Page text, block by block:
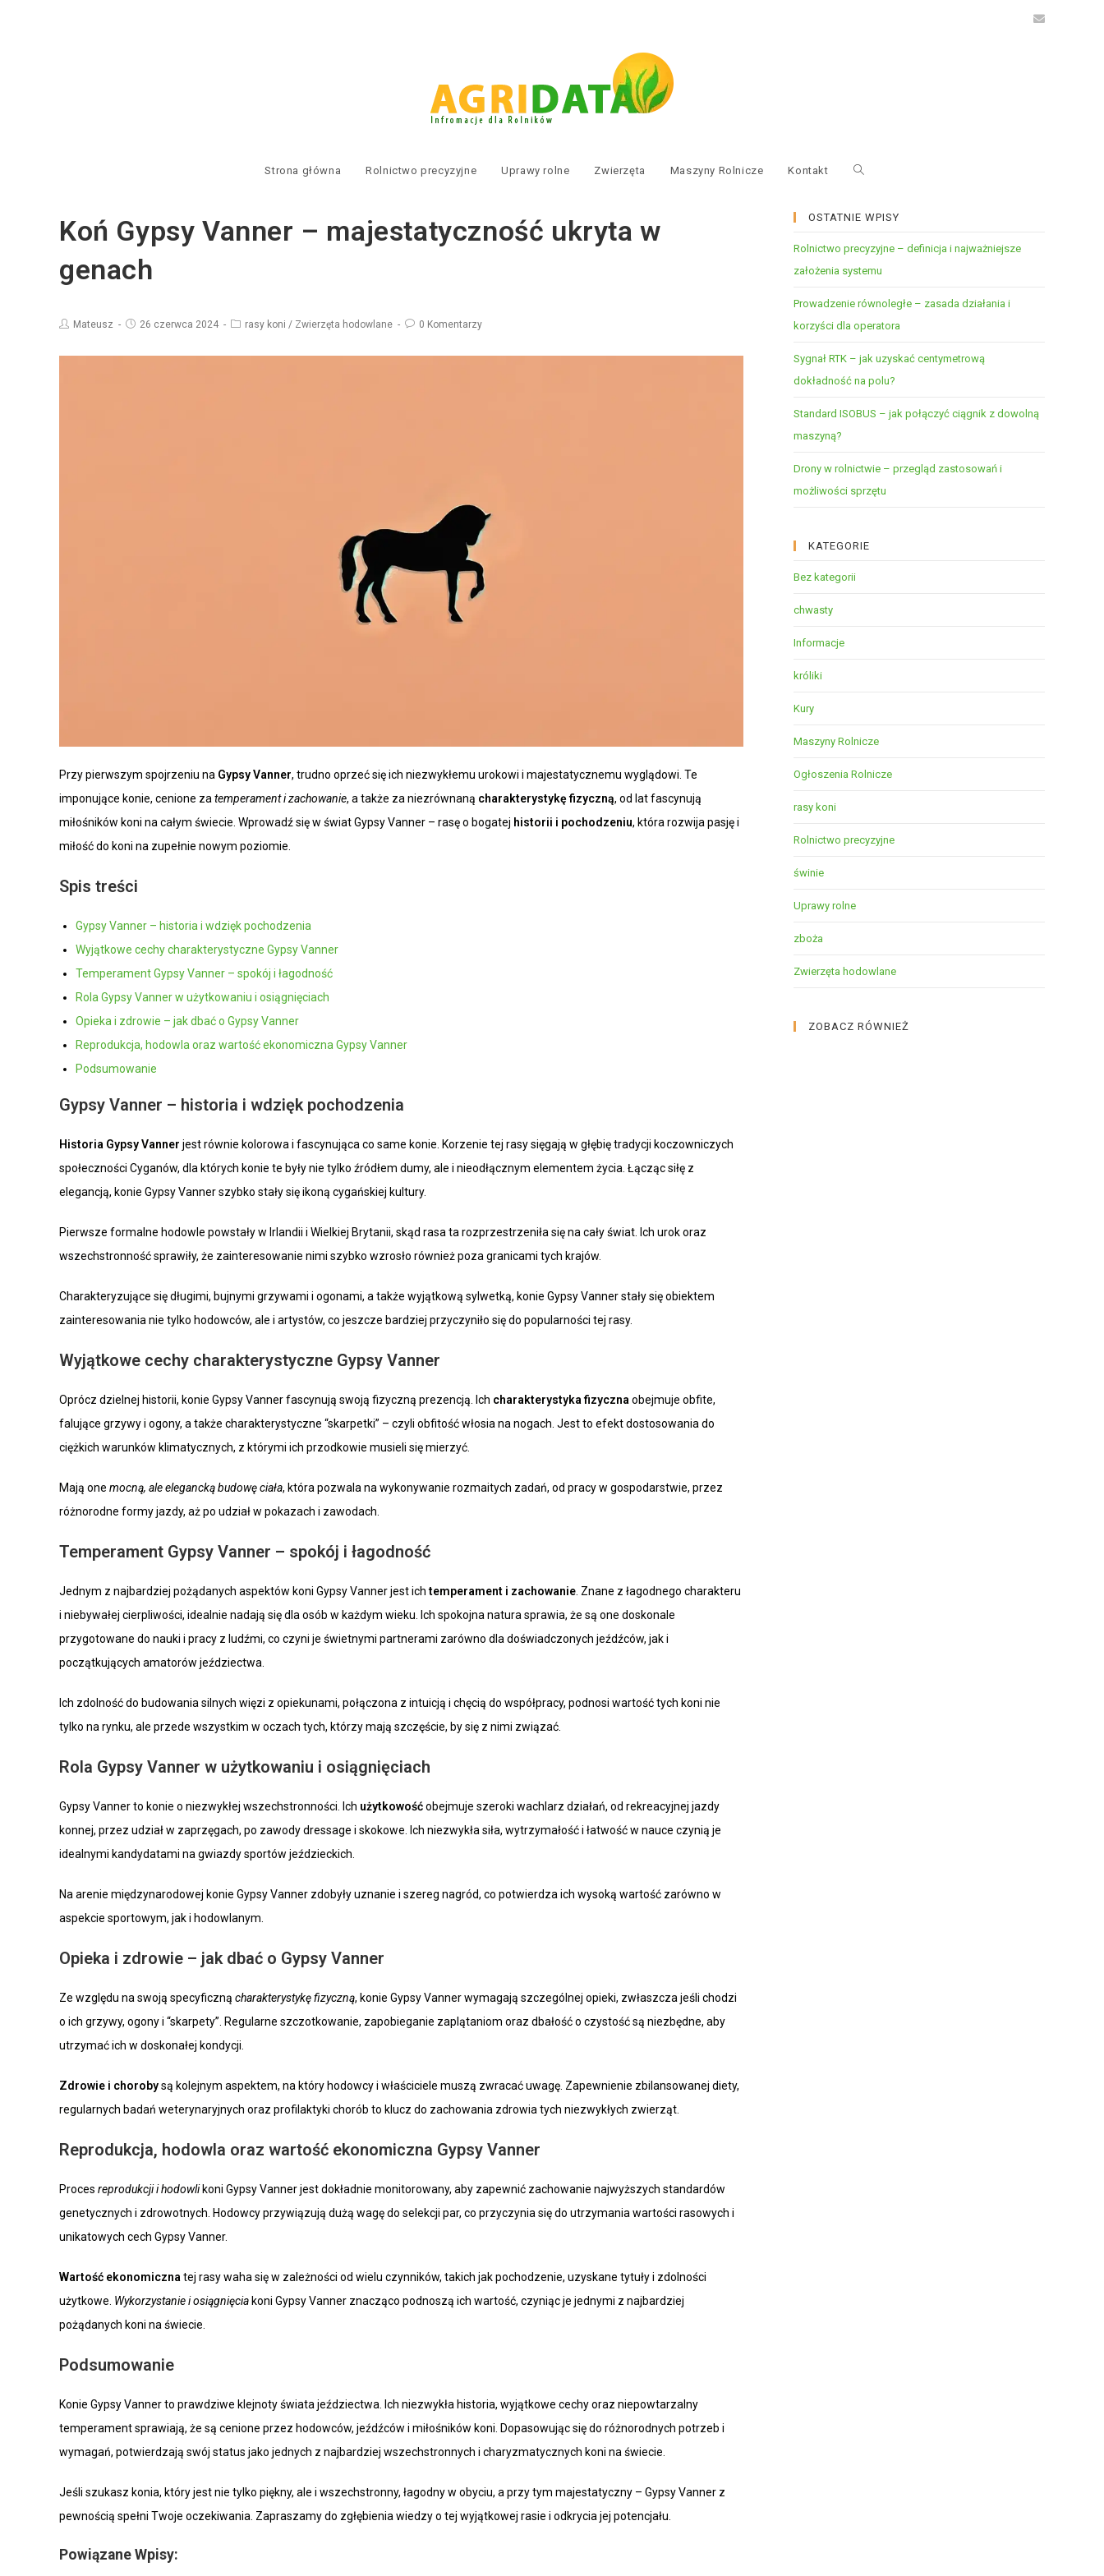
Strona główna Rolnictwo precyzyjne Uprawy rolne Zwierzęta Maszyny Rolnicze Kontakt
Koń Gypsy Vanner – majestatyczność ukryta w
genach
Mateusz 26 czerwca 2024 rasy koni / Zwierzęta hodowlane 0 Komentarzy
Przy pierwszym spojrzeniu na Gypsy Vanner, trudno oprzeć się ich niezwykłemu urokowi i majestatycznemu wyglądowi. Te
imponujące konie, cenione za temperament i zachowanie, a także za niezrównaną charakterystykę fizyczną, od lat fascynują
miłośników koni na całym świecie. Wprowadź się w świat Gypsy Vanner – rasę o bogatej historii i pochodzeniu, która rozwija pasję i
miłość do koni na zupełnie nowym poziomie.
Spis treści
Gypsy Vanner – historia i wdzięk pochodzenia
Wyjątkowe cechy charakterystyczne Gypsy Vanner
Temperament Gypsy Vanner – spokój i łagodność
Rola Gypsy Vanner w użytkowaniu i osiągnięciach
Opieka i zdrowie – jak dbać o Gypsy Vanner
Reprodukcja, hodowla oraz wartość ekonomiczna Gypsy Vanner
Podsumowanie
Gypsy Vanner – historia i wdzięk pochodzenia
Historia Gypsy Vanner jest równie kolorowa i fascynująca co same konie. Korzenie tej rasy sięgają w głębię tradycji koczowniczych
społeczności Cyganów, dla których konie te były nie tylko źródłem dumy, ale i nieodłącznym elementem życia. Łącząc siłę z
elegancją, konie Gypsy Vanner szybko stały się ikoną cygańskiej kultury.
Pierwsze formalne hodowle powstały w Irlandii i Wielkiej Brytanii, skąd rasa ta rozprzestrzeniła się na cały świat. Ich urok oraz
wszechstronność sprawiły, że zainteresowanie nimi szybko wzrosło również poza granicami tych krajów.
Charakteryzujące się długimi, bujnymi grzywami i ogonami, a także wyjątkową sylwetką, konie Gypsy Vanner stały się obiektem
zainteresowania nie tylko hodowców, ale i artystów, co jeszcze bardziej przyczyniło się do popularności tej rasy.
Wyjątkowe cechy charakterystyczne Gypsy Vanner
Oprócz dzielnej historii, konie Gypsy Vanner fascynują swoją fizyczną prezencją. Ich charakterystyka fizyczna obejmuje obfite,
falujące grzywy i ogony, a także charakterystyczne “skarpetki” – czyli obfitość włosia na nogach. Jest to efekt dostosowania do
ciężkich warunków klimatycznych, z którymi ich przodkowie musieli się mierzyć.
Mają one mocną, ale elegancką budowę ciała, która pozwala na wykonywanie rozmaitych zadań, od pracy w gospodarstwie, przez
różnorodne formy jazdy, aż po udział w pokazach i zawodach.
Temperament Gypsy Vanner – spokój i łagodność
Jednym z najbardziej pożądanych aspektów koni Gypsy Vanner jest ichtemperament i zachowanie . Znane z łagodnego charakteru
i niebywałej cierpliwości, idealnie nadają się dla osób w każdym wieku. Ich spokojna natura sprawia, że są one doskonale
przygotowane do nauki i pracy z ludźmi, co czyni je świetnymi partnerami zarówno dla doświadczonych jeźdźców, jak i
początkujących amatorów jeździectwa.
Ich zdolność do budowania silnych więzi z opiekunami, połączona z intuicją i chęcią do współpracy, podnosi wartość tych koni nie
tylko na rynku, ale przede wszystkim w oczach tych, którzy mają szczęście, by się z nimi związać.
Rola Gypsy Vanner w użytkowaniu i osiągnięciach
Gypsy Vanner to konie o niezwykłej wszechstronności. Ich użytkowośćobejmuje szeroki wachlarz działań, od rekreacyjnej jazdy
konnej, przez udział w zaprzęgach, po zawody dressage i skokowe. Ich niezwykła siła, wytrzymałość i łatwość w nauce czynią je
idealnymi kandydatami na gwiazdy sportów jeździeckich.
Na arenie międzynarodowej konie Gypsy Vanner zdobyły uznanie i szereg nagród, co potwierdza ich wysoką wartość zarówno w
aspekcie sportowym, jak i hodowlanym.
Opieka i zdrowie – jak dbać o Gypsy Vanner
Ze względu na swoją specyficzną charakterystykę fizyczną, konie Gypsy Vanner wymagają szczególnej opieki, zwłaszcza jeśli chodzi
o ich grzywy, ogony i “skarpety”. Regularne szczotkowanie, zapobieganie zaplątaniom oraz dbałość o czystość są niezbędne, aby
utrzymać ich w doskonałej kondycji.
Zdrowie i chorobysą kolejnym aspektem, na który hodowcy i właściciele muszą zwracać uwagę. Zapewnienie zbilansowanej diety,
regularnych badań weterynaryjnych oraz profilaktyki chorób to klucz do zachowania zdrowia tych niezwykłych zwierząt.
Reprodukcja, hodowla oraz wartość ekonomiczna Gypsy Vanner
Proces reprodukcji i hodowlikoni Gypsy Vanner jest dokładnie monitorowany, aby zapewnić zachowanie najwyższych standardów
genetycznych i zdrowotnych. Hodowcy przywiązują dużą wagę do selekcji par, co przyczynia się do utrzymania wartości rasowych i
unikatowych cech Gypsy Vanner.
Wartość ekonomiczna tej rasy waha się w zależności od wielu czynników, takich jak pochodzenie, uzyskane tytuły i zdolności
użytkowe. Wykorzystanie i osiągnięcia koni Gypsy Vanner znacząco podnoszą ich wartość, czyniąc je jednymi z najbardziej
pożądanych koni na świecie.
Podsumowanie
Konie Gypsy Vanner to prawdziwe klejnoty świata jeździectwa. Ich niezwykła historia, wyjątkowe cechy oraz niepowtarzalny
temperament sprawiają, że są cenione przez hodowców, jeźdźców i miłośników koni. Dopasowując się do różnorodnych potrzeb i
wymagań, potwierdzają swój status jako jednych z najbardziej wszechstronnych i charyzmatycznych koni na świecie.
Jeśli szukasz konia, który jest nie tylko piękny, ale i wszechstronny, łagodny w obyciu, a przy tym majestatyczny – Gypsy Vanner z
pewnością spełni Twoje oczekiwania. Zapraszamy do zgłębienia wiedzy o tej wyjątkowej rasie i odkrycia jej potencjału.
Powiązane Wpisy:
OSTATNIE WPISY
Rolnictwo precyzyjne – definicja i najważniejsze
założenia systemu
Prowadzenie równoległe – zasada działania i
korzyści dla operatora
Sygnał RTK – jak uzyskać centymetrową
dokładność na polu?
Standard ISOBUS – jak połączyć ciągnik z dowolną
maszyną?
Drony w rolnictwie – przegląd zastosowań i
możliwości sprzętu
KATEGORIE
Bez kategorii
chwasty
Informacje
króliki
Kury
Maszyny Rolnicze
Ogłoszenia Rolnicze
rasy koni
Rolnictwo precyzyjne
świnie
Uprawy rolne
zboża
Zwierzęta hodowlane
ZOBACZ RÓWNIEŻ